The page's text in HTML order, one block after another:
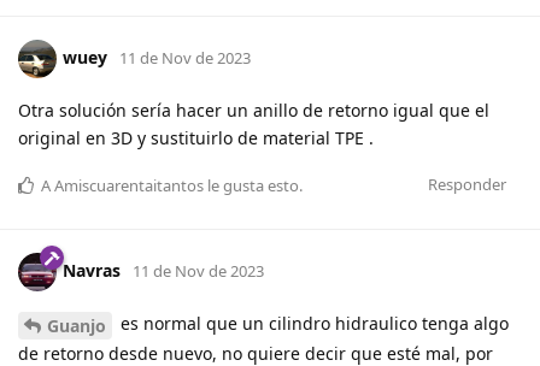
wuey 11 de Nov de 2023
Otra solución sería hacer un anillo de retorno igual que el
original en 3D y sustituirlo de material TPE .
Responder
AAmiscuarentaitantos le gusta esto.
Navras 11 de Nov de 2023
Guanjo
es normal que un cilindro hidraulico tenga algo
de retorno desde nuevo, no quiere decir que esté mal, por